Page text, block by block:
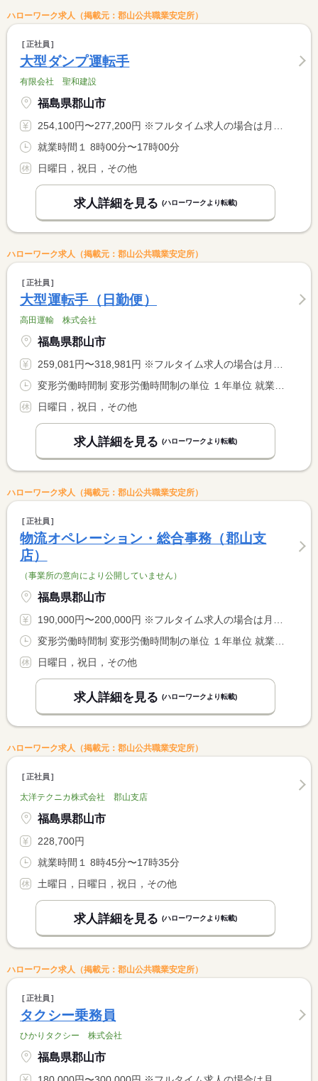
ハローワーク求人（掲載元：郡山公共職業安定所）
正社員
大型ダンプ運転手
有限会社 聖和建設
福島県郡山市
254,100円〜277,200円 ※フルタイム求人の場合は月額（換算額）、パート求人の場合は時間額を表示しています。
就業時間１ 8時00分〜17時00分
日曜日，祝日，その他
求人詳細を見る (ハローワークより転載)
ハローワーク求人（掲載元：郡山公共職業安定所）
正社員
大型運転手（日勤便）
高田運輸 株式会社
福島県郡山市
259,081円〜318,981円 ※フルタイム求人の場合は月額（換算額）、パート求人の場合は時間額を表示しています。
変形労働時間制 変形労働時間制の単位 １年単位 就業時間１ 8時00分〜17時00分 就業時間２ 7時00分〜16時00分 就業時間に関する特記事項 シフト制
日曜日，祝日，その他
求人詳細を見る (ハローワークより転載)
ハローワーク求人（掲載元：郡山公共職業安定所）
正社員
物流オペレーション・総合事務（郡山支
店）
（事業所の意向により公開していません）
福島県郡山市
190,000円〜200,000円 ※フルタイム求人の場合は月額（換算額）、パート求人の場合は時間額を表示しています。
変形労働時間制 変形労働時間制の単位 １年単位 就業時間１ 8時30分〜16時30分
日曜日，祝日，その他
求人詳細を見る (ハローワークより転載)
ハローワーク求人（掲載元：郡山公共職業安定所）
正社員
太洋テクニカ株式会社 郡山支店
福島県郡山市
228,700円
就業時間１ 8時45分〜17時35分
土曜日，日曜日，祝日，その他
求人詳細を見る (ハローワークより転載)
ハローワーク求人（掲載元：郡山公共職業安定所）
正社員
タクシー乗務員
ひかりタクシー 株式会社
福島県郡山市